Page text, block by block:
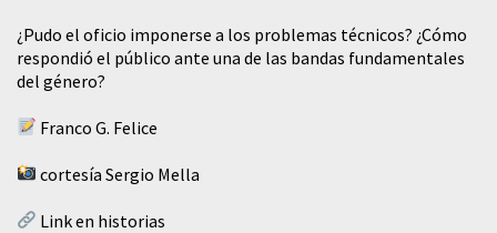
¿Pudo el oficio imponerse a los problemas técnicos? ¿Cómo
respondió el público ante una de las bandas fundamentales
del género?
Franco G. Felice
cortesía Sergio Mella
Link en historias